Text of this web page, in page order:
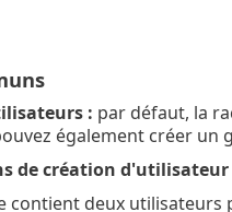
: par défaut, la
également créer un
de création d'utilisateur
contient deux utilisateurs